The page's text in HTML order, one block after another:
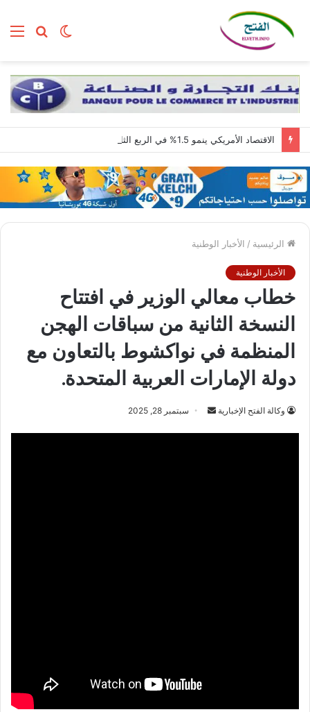
بحث الوضع
الرئيسية / الأخبار الوطنية
الأخبار الوطنية
خطاب معالي الوزير في افتتاح
النسخة الثانية من سباقات الهجن
المنظمة في نواكشوط بالتعاون مع
دولة الإمارات العربية المتحدة.
وكالة الفتح الإخبارية
أرسل سبتمبر 28, 2025